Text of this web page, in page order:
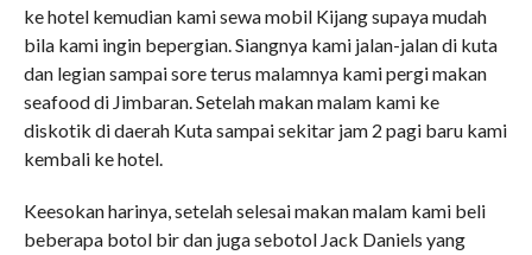
ke hotel kemudian kami sewa mobil Kijang supaya mudah
bila kami ingin bepergian. Siangnya kami jalan-jalan di kuta
dan legian sampai sore terus malamnya kami pergi makan
seafood di Jimbaran. Setelah makan malam kami ke
diskotik di daerah Kuta sampai sekitar jam 2 pagi baru kami
kembali ke hotel.
Keesokan harinya, setelah selesai makan malam kami beli
beberapa botol bir dan juga sebotol Jack Daniels yang